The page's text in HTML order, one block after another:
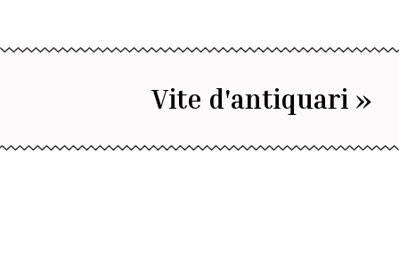
Vite d'antiquari »